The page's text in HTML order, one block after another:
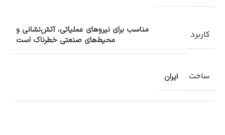
کاربرد
مناسب برای نیروهای عملیاتی، آتش‌نشانی و
محیط‌های صنعتی خطرناک است
ساخت ایران